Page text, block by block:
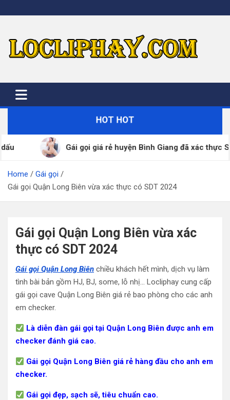
to
HOT HOT
huyện Bình Giang đã xác thực SDT – ZALO 24/7
Home
Gái gọi
Gái gọi Quận Long Biên vừa xác thực có SDT 2024
Gái gọi Quận Long Biên vừa xác
thực có SDT 2024
Gái gọi Quận Long Biên chiều khách hết mình, dịch vụ làm
tình bài bản gồm HJ, BJ, some, lỗ nhị… Locliphay cung cấp
gái gọi cave Quận Long Biên giá rẻ bao phòng cho các anh
em checker.
Là diễn đàn gái gọi tại Quận Long Biên được anh em
checker đánh giá cao.
Gái gọi Quận Long Biên giá rẻ hàng đầu cho anh em
checker.
Gái gọi đẹp, sạch sẽ, tiêu chuẩn cao.